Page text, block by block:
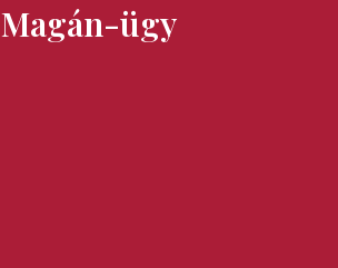
Magán-ügy